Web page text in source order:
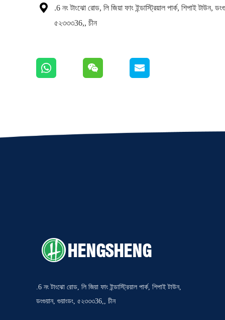

.6 নং টাংঝো রোড, লি জিয়া ফাং ইন্ডাস্ট্রিয়াল পার্ক, শিপাই টাউন,
৫২৩৩৩36,, চীন
.6 নং টাংঝো রোড, লি জিয়া ফাং ইন্ডাস্ট্রিয়াল পার্ক, শিপাই টাউন,
ডংগুয়ান, গুয়াংডং, ৫২৩৩৩36,, চীন